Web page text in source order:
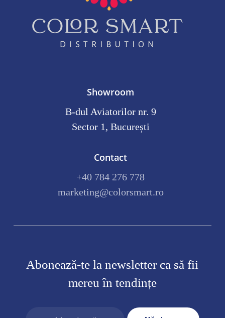
Showroom
B-dul Aviatorilor nr. 9
Sector 1, București
Contact
+40 784 276 778
marketing@colorsmart.ro
Abonează-te la newsletter ca să fii
mereu în tendințe